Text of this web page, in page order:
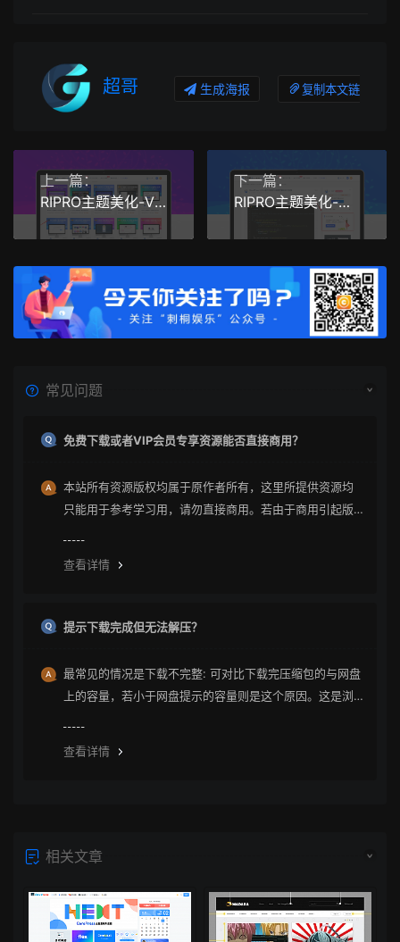
超哥 生成海报 复制本文链接
上一篇：
RIPRO主题美化-VIP资源类型角标+免费资源判断图标 WordPress主题美化
下一篇：
RIPRO主题美化-主题侧边栏添加加群小工具 WordPress美化
常见问题
免费下载或者VIP会员专享资源能否直接商用？
本站所有资源版权均属于原作者所有，这里所提供资源均
只能用于参考学习用，请勿直接商用。若由于商用引起版
查看详情
提示下载完成但无法解压？
最常见的情况是下载不完整: 可对比下载完压缩包的与网盘
上的容量，若小于网盘提示的容量则是这个原因。这是浏
查看详情
相关文章